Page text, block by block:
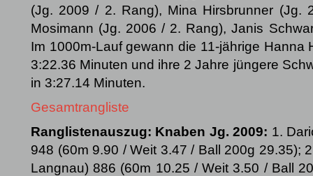
(Jg. 2009 / 2. Rang), Mina Hirsbrunner (Jg.
Mosimann (Jg. 2006 / 2. Rang), Janis
Im 1000m-Lauf gewann die 11-jährige Hanna
3:22.36 Minuten und ihre 2 Jahre jüngere
in 3:27.14 Minuten.
Gesamtrangliste
Ranglistenauszug: Knaben Jg. 2009: 1.
948 (60m 9.90 / Weit 3.47 / Ball 200g 29.35);
Langnau) 886 (60m 10.25 / Weit 3.50 / Ball